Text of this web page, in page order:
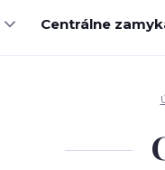
Centrálne